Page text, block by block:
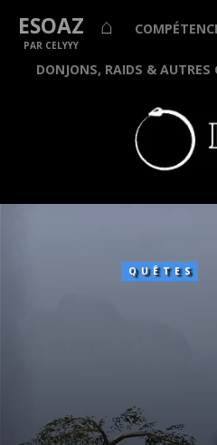
ESOAZ ⌂
PAR CELYYY
DONJONS, RAIDS & AUTRES
QUÊTES